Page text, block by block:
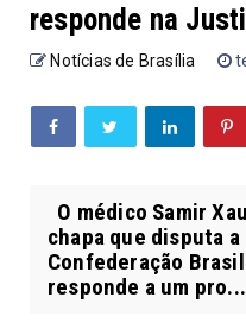
responde na
Notícias de Brasília
O médico Samir
chapa que disputa
Confederação
responde a um pro...